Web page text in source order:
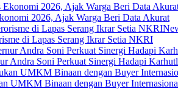
2026, Ajak Warga Beri Data Akurat
di Lapas Serang Ikrar Setia NKRI
Andra Soni Perkuat Sinergi Hadapi
UMKM Binaan dengan Buyer